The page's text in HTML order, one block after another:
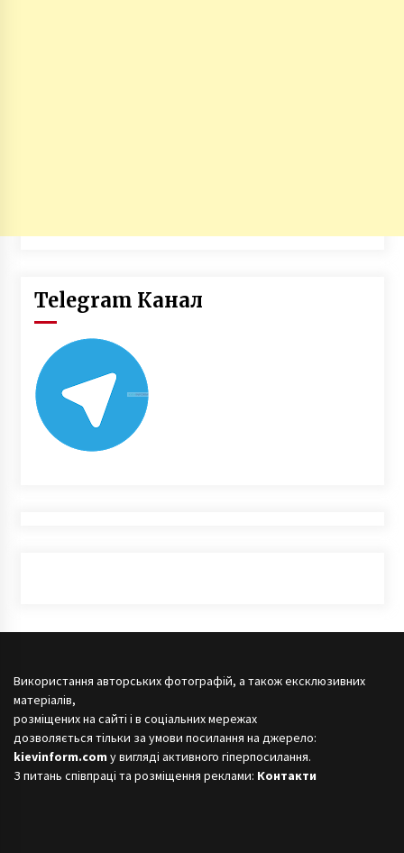
Telegram Канал
Використання авторських фотографій, а також ексклюзивних
матеріалів,
розміщених на сайті і в соціальних мережах
дозволяється тільки за умови посилання на джерело:
kievinform.com у вигляді активного гіперпосилання.
З питань співпраці та розміщення реклами: Контакти